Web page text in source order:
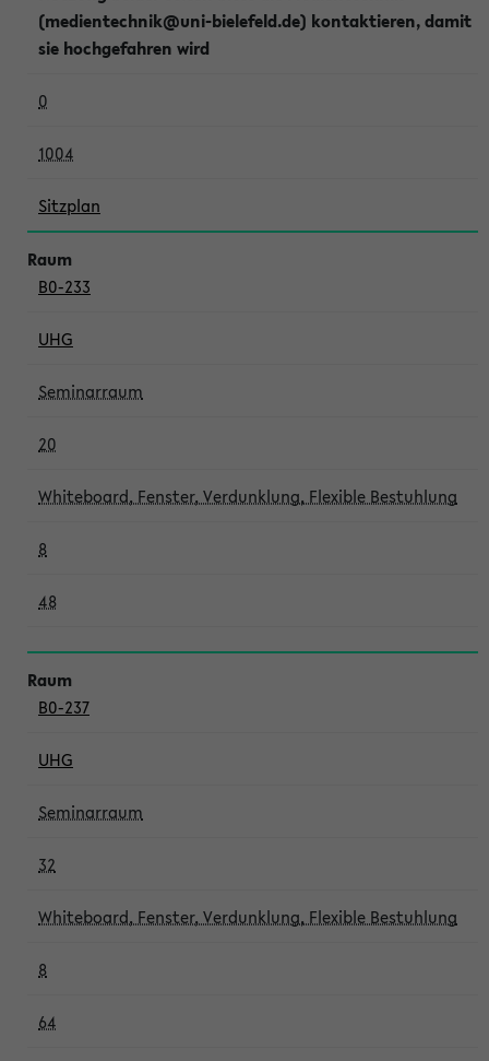
(medientechnik@uni-bielefeld.de) kontaktieren, damit
sie hochgefahren wird
0
1004
Sitzplan
B0-233
UHG
Seminarraum
20
Whiteboard, Fenster, Verdunklung, Flexible Bestuhlung
8
48
B0-237
UHG
Seminarraum
32
Whiteboard, Fenster, Verdunklung, Flexible Bestuhlung
8
64